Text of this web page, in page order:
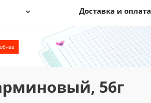
Доставка и оплата
56г